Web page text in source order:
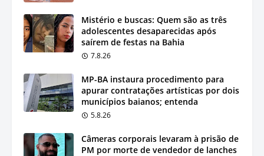
Mistério e buscas: Quem são as três
adolescentes desaparecidas após
saírem de festas na Bahia
7.8.26
MP-BA instaura procedimento para
apurar contratações artísticas por dois
municípios baianos; entenda
5.8.26
Câmeras corporais levaram à prisão de
PM por morte de vendedor de lanches